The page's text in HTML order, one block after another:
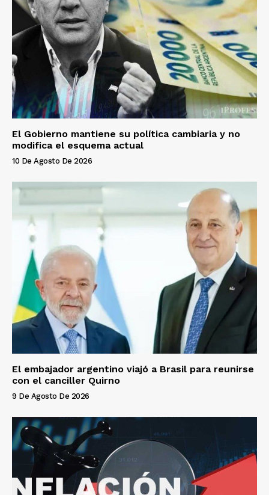
El Gobierno mantiene su política cambiaria y no
modifica el esquema actual
10 De Agosto De 2026
El embajador argentino viajó a Brasil para reunirse
con el canciller Quirno
9 De Agosto De 2026